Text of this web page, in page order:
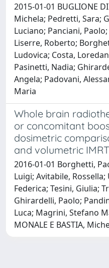
2015-01-01 BUGLIONE
Michela; Pedretti, Sara;
Luciano; Panciani,
Liserre, Roberto;
Ludovica; Costa,
Pasinetti, Nadia;
Angela; Padovani,
Maria
Whole brain
or concomitant
dosimetric
and volumetric
2016-01-01 Borghetti,
Luigi; Avitabile,
Federica; Tesini, Giulia;
Ghirardelli, Paolo;
Luca; Magrini, Stefano
MONALE E BASTIA,